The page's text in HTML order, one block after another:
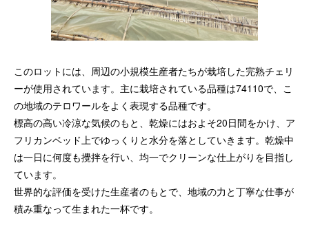
このロットには、周辺の小規模生産者たちが栽培した完熟チェリ
ーが使用されています。主に栽培されている品種は74110で、こ
の地域のテロワールをよく表現する品種です。
標高の高い冷涼な気候のもと、乾燥にはおよそ20日間をかけ、ア
フリカンベッド上でゆっくりと水分を落としていきます。乾燥中
は一日に何度も攪拌を行い、均一でクリーンな仕上がりを目指し
ています。
世界的な評価を受けた生産者のもとで、地域の力と丁寧な仕事が
積み重なって生まれた一杯です。